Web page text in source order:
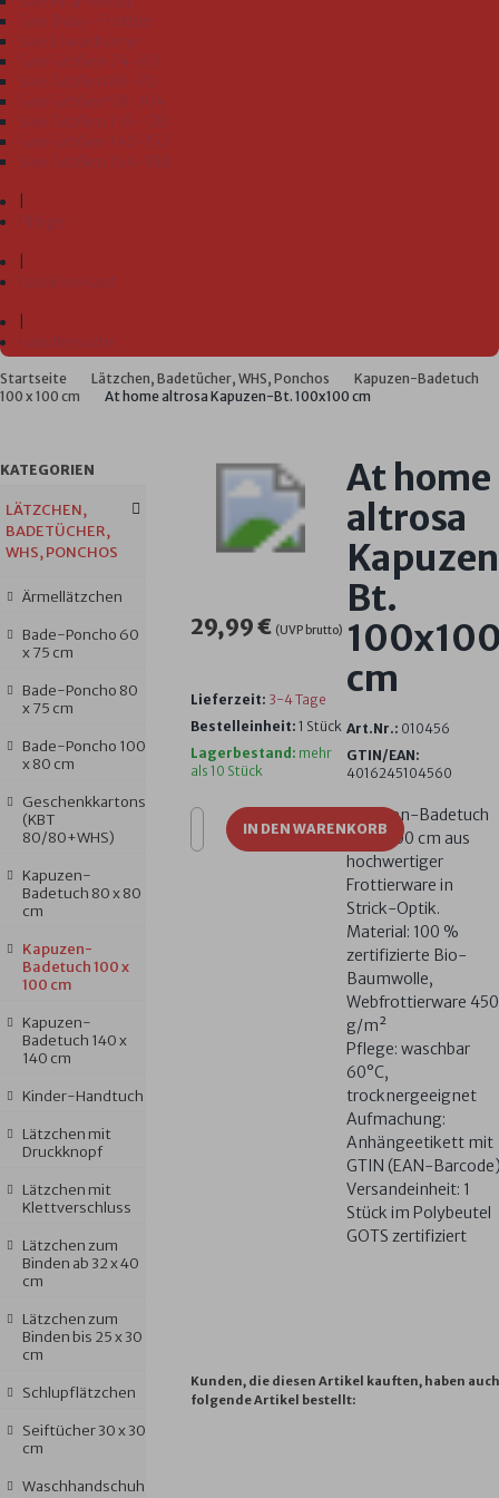
Startseite Lätzchen, Badetücher, WHS, Ponchos
Kapuzen-Badetuch
100 x 100 cm
At home altrosa Kapuzen-Bt. 100x100 cm
KATEGORIEN
LÄTZCHEN,
BADETÜCHER,
WHS, PONCHOS
Ärmellätzchen
Bade-Poncho 60
x 75 cm
Bade-Poncho 80
x 75 cm
Bade-Poncho 100
x 80 cm
Geschenkkartons
(KBT
80/80+WHS)
Kapuzen-
Badetuch 80 x 80
cm
Kapuzen-
Badetuch 100 x
100 cm
Kapuzen-
Badetuch 140 x
140 cm
Kinder-Handtuch
Lätzchen mit
Druckknopf
Lätzchen mit
Klettverschluss
Lätzchen zum
Binden ab 32 x 40
cm
Lätzchen zum
Binden bis 25 x 30
cm
Schlupflätzchen
Seiftücher 30 x 30
cm
Waschhandschuh
At home
altrosa
Bt.
cm
Art.Nr.: 010456
GTIN/EAN:
4016245104560
Kapuzen-Badetuch
100 x 100 cm aus
hochwertiger
Frottierware in
Strick-Optik.
Material: 100 %
zertifizierte Bio-
Baumwolle,
Webfrottierware 450
g/m²
Pflege: waschbar
60°C,
trocknergeeignet
Aufmachung:
Anhängeetikett mit
GTIN (EAN-
Versandeinheit: 1
Stück im Polybeutel
GOTS zertifiziert
29,99 € (UVP brutto)
Lieferzeit: 3-4 Tage
Bestelleinheit: 1 Stück
Lagerbestand: mehr
als 10 Stück
IN DEN WARENKORB
Kunden, die diesen Artikel kauften, haben auch
folgende Artikel bestellt: